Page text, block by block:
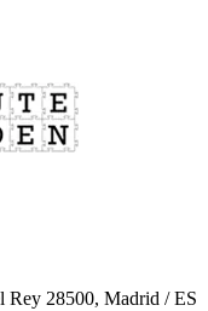
Rey 28500, Madrid / ES